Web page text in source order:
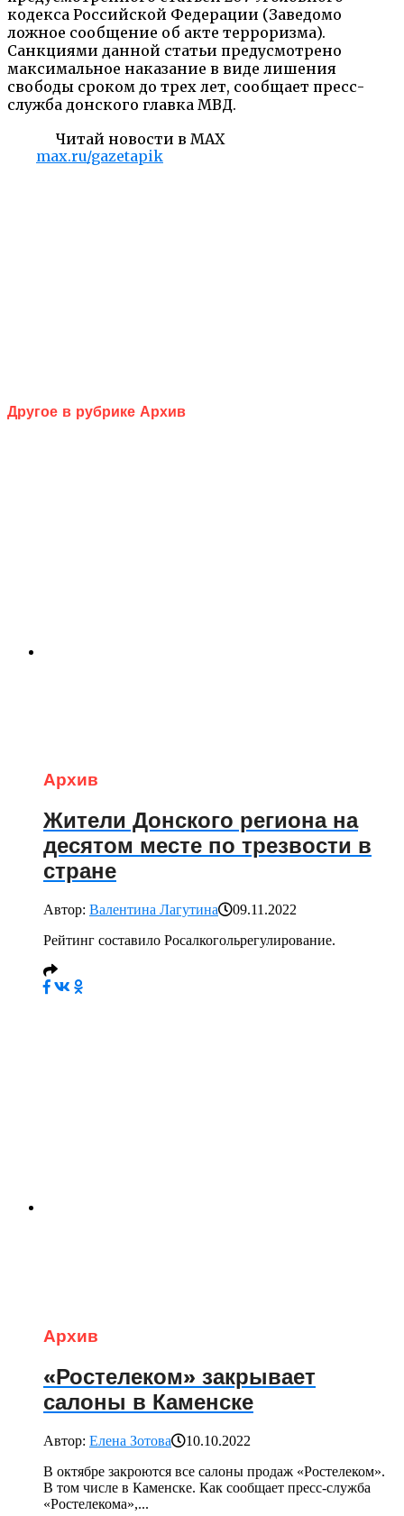
кодекса Российской Федерации (Заведомо
ложное сообщение об акте терроризма).
Санкциями данной статьи предусмотрено
максимальное наказание в виде лишения
свободы сроком до трех лет, сообщает пресс-
служба донского главка МВД.
Читай новости в MAX
max.ru/gazetapik
Другое в рубрике Архив
Архив
Жители Донского региона на
десятом месте по трезвости в
стране
Автор: Валентина Лагутина
09.11.2022
Рейтинг составило Росалкогольрегулирование.
Архив
«Ростелеком» закрывает
салоны в Каменске
Автор: Елена Зотова
10.10.2022
В октябре закроются все салоны продаж «Ростелеком».
В том числе в Каменске. Как сообщает пресс-служба
«Ростелекома»,...